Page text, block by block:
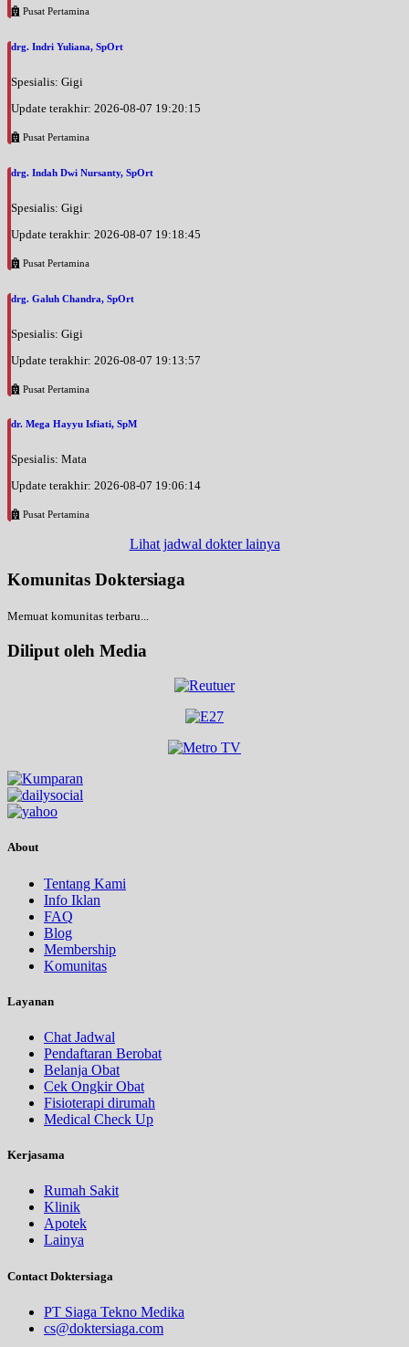
Pusat Pertamina
drg. Indri Yuliana, SpOrt
Spesialis: Gigi
Update terakhir: 2026-08-07 19:20:15
Pusat Pertamina
drg. Indah Dwi Nursanty, SpOrt
Spesialis: Gigi
Update terakhir: 2026-08-07 19:18:45
Pusat Pertamina
drg. Galuh Chandra, SpOrt
Spesialis: Gigi
Update terakhir: 2026-08-07 19:13:57
Pusat Pertamina
dr. Mega Hayyu Isfiati, SpM
Spesialis: Mata
Update terakhir: 2026-08-07 19:06:14
Pusat Pertamina
Lihat jadwal dokter lainya
Komunitas Doktersiaga
Memuat komunitas terbaru...
Diliput oleh Media
About
Tentang Kami
Info Iklan
FAQ
Blog
Membership
Komunitas
Layanan
Chat Jadwal
Pendaftaran Berobat
Belanja Obat
Cek Ongkir Obat
Fisioterapi dirumah
Medical Check Up
Kerjasama
Rumah Sakit
Klinik
Apotek
Lainya
Contact Doktersiaga
PT Siaga Tekno Medika
cs@doktersiaga.com